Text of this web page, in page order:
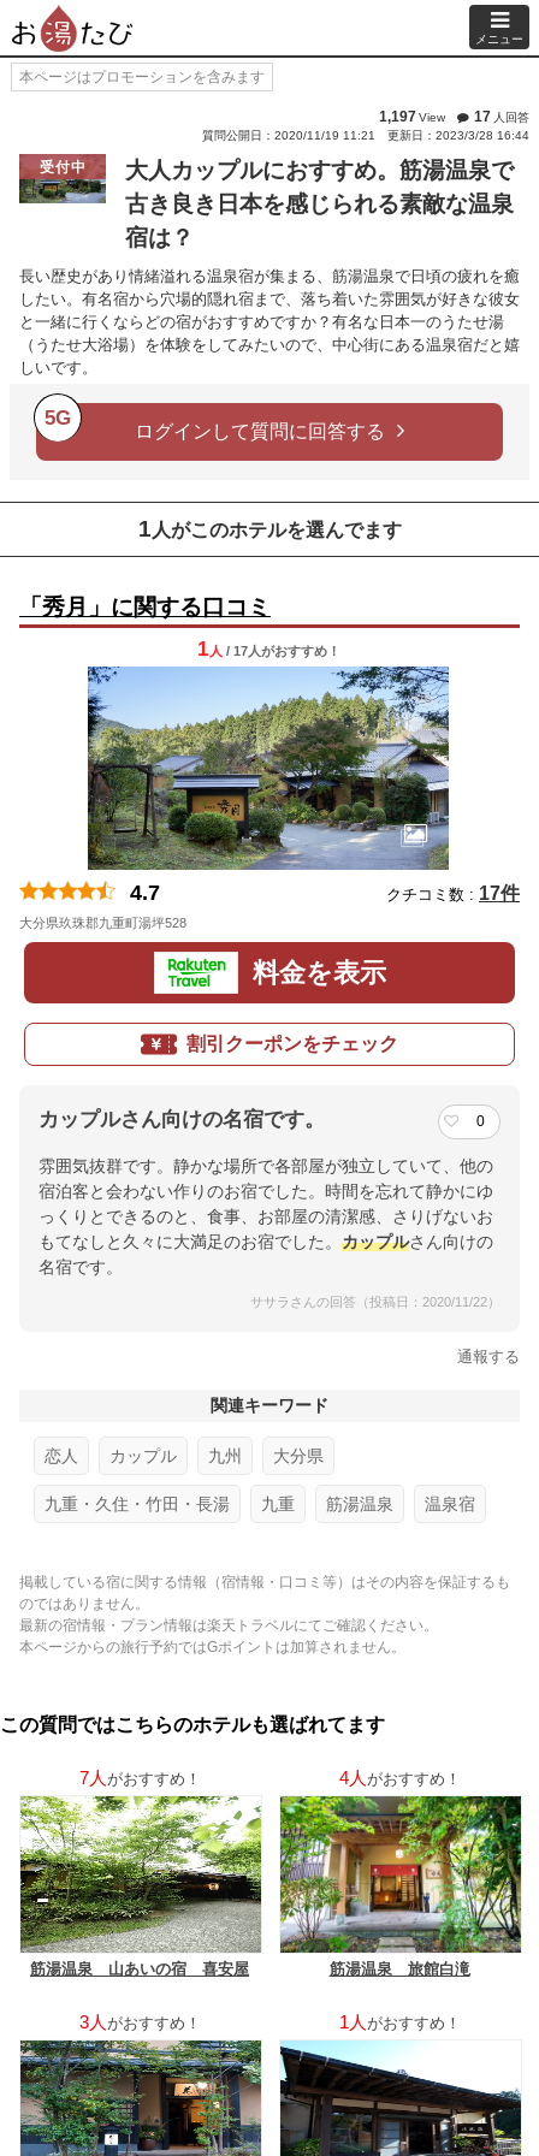
メニュー
本ページはプロモーションを含みます
1,197View 17 人回答
質問公開日：2020/11/19 11:21
更新日：2023/3/28 16:44
受付中
大人カップルにおすすめ。筋湯温泉で
古き良き日本を感じられる素敵な温泉
宿は？
長い歴史があり情緒溢れる温泉宿が集まる、筋湯温泉で日頃の疲れを癒
したい。有名宿から穴場的隠れ宿まで、落ち着いた雰囲気が好きな彼女
と一緒に行くならどの宿がおすすめですか？有名な日本一のうたせ湯
（うたせ大浴場）を体験をしてみたいので、中心街にある温泉宿だと嬉
しいです。
5G
ログインして質問に回答する
1 人がこのホテルを選んでます
「秀月」に関する口コミ
1 人 / 17人がおすすめ！
4.7 クチコミ数 : 17件
大分県玖珠郡九重町湯坪528
料金を表示
割引クーポンをチェック
カップルさん向けの名宿です。 0
雰囲気抜群です。静かな場所で各部屋が独立していて、他の
宿泊客と会わない作りのお宿でした。時間を忘れて静かにゆ
っくりとできるのと、食事、お部屋の清潔感、さりげないお
もてなしと久々に大満足のお宿でした。 カップルさん向けの
名宿です。
ササラさんの回答（投稿日：2020/11/22）
通報する
関連キーワード
恋人 カップル 九州 大分県
九重・久住・竹田・長湯 九重 筋湯温泉 温泉宿
掲載している宿に関する情報（宿情報・口コミ等）はその内容を保証するも
のではありません。
最新の宿情報・プラン情報は楽天トラベルにてご確認ください。
本ページからの旅行予約ではGポイントは加算されません。
この質問ではこちらのホテルも選ばれてます
7人 がおすすめ！
筋湯温泉 山あいの宿 喜安屋
4人 がおすすめ！
筋湯温泉 旅館白滝
3人 がおすすめ！ 1人 がおすすめ！